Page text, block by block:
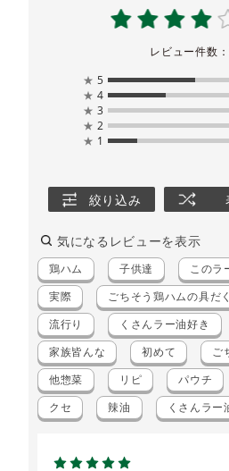
レビュー件数：
★ 5
★ 4
★ 3
★ 2
★ 1
絞り込み
気になるレビューを表示
鶏ハム 子供達 このラ
実際 ごちそう鶏ハムの具だ
流行り くさんラー油好き
家族皆んな 初めて ご
他惣菜 リピ パウチ
クセ 辣油 くさんラー